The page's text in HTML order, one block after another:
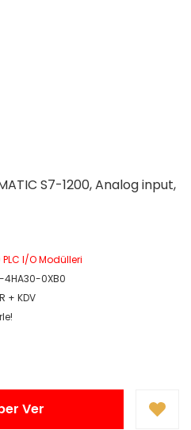
S7-1200, Analog input,
I/O Modülleri
4HA30-0XB0
+ KDV
Ver